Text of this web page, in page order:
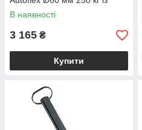
сталевим диском 6X1699.003
В наявності
3 165 ₴
Купити